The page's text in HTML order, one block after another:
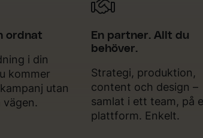
ordnat
i din
kommer
utan
En partner. Allt du
behöver.
Strategi, produktion,
content och design –
samlat i ett team, på
plattform. Enkelt.